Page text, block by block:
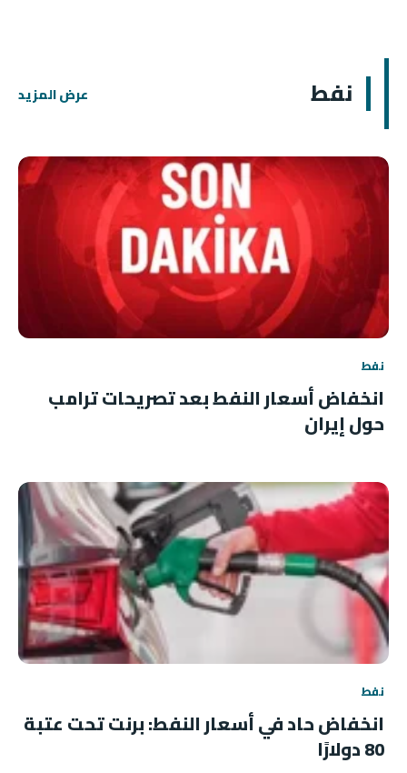
نفط عرض المزيد
نفط
انخفاض أسعار النفط بعد تصريحات ترامب
حول إيران
نفط
انخفاض حاد في أسعار النفط: برنت تحت عتبة
80 دولارًا